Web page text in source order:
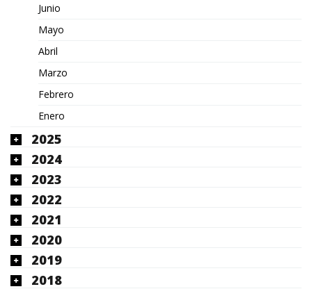
Junio
Mayo
Abril
Marzo
Febrero
Enero
2025
2024
2023
2022
2021
2020
2019
2018